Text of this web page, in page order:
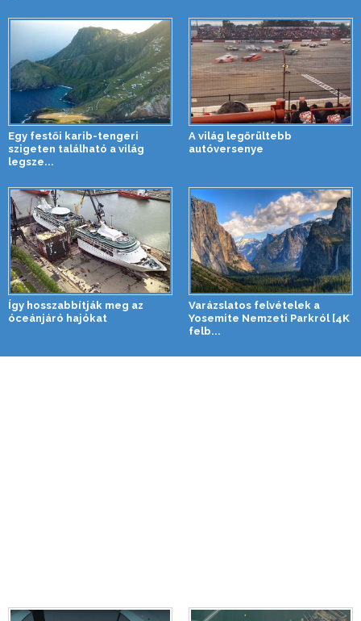
Egy festői karib-tengeri
szigeten található a világ
legsze...
A világ legőrültebb
autóversenye
Így hosszabbítják meg az
óceánjáró hajókat
Varázslatos felvételek a
Yosemite Nemzeti Parkról [4K
felb...